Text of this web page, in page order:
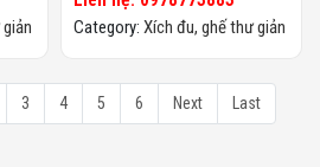
Category: Xích đu, ghế thư giản
3 4 5 6 Next Last